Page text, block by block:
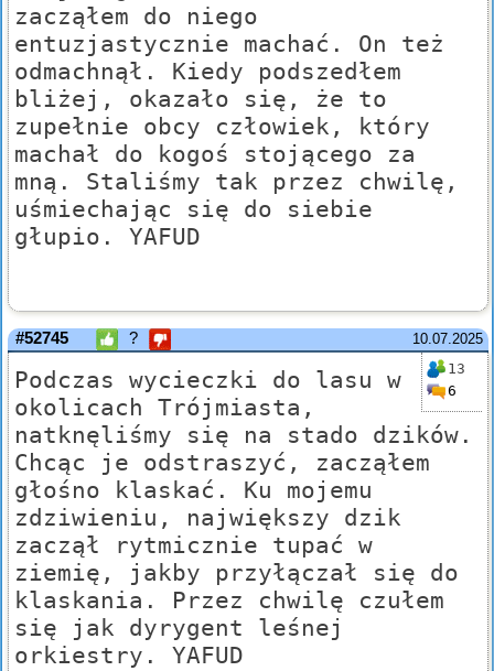
zacząłem do niego
entuzjastycznie machać. On też
odmachnął. Kiedy podszedłem
bliżej, okazało się, że to
zupełnie obcy człowiek, który
machał do kogoś stojącego za
mną. Staliśmy tak przez chwilę,
uśmiechając się do siebie
głupio. YAFUD
10.07.2025
#52745 ?
13
6
Podczas wycieczki do lasu w
okolicach Trójmiasta,
natknęliśmy się na stado dzików.
Chcąc je odstraszyć, zacząłem
głośno klaskać. Ku mojemu
zdziwieniu, największy dzik
zaczął rytmicznie tupać w
ziemię, jakby przyłączał się do
klaskania. Przez chwilę czułem
się jak dyrygent leśnej
orkiestry. YAFUD